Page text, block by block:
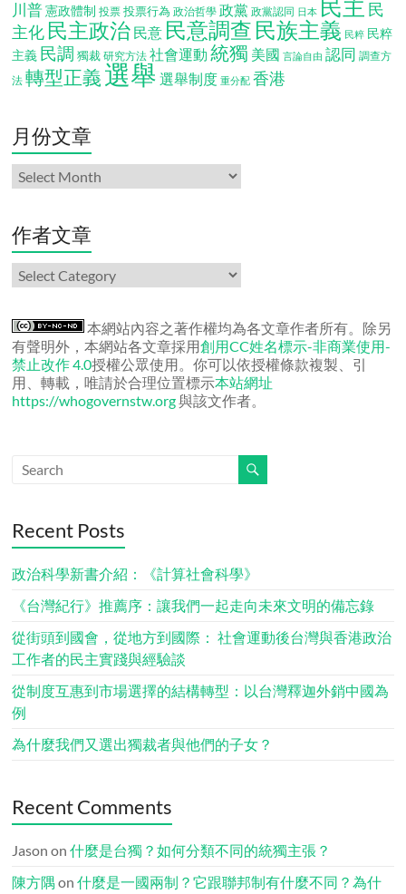
川普 憲政體制 投票 投票行為 政治哲學 政黨 政黨認同 日本 民主 民
主化 民主政治 民意 民意調查 民族主義 民粹 民粹
主義 民調 獨裁 研究方法 社會運動 統獨 美國 言論自由 認同 調查方
法 轉型正義 選舉 選舉制度 重分配 香港
月份文章
月
份
章
作者文章
作
者
章
本網站內容之著作權均為各文章作者所有。除另
有聲明外，本網站各文章採用創用CC姓名標示-非商業使用-
禁止改作 4.0授權公眾使用。你可以依授權條款複製、引
用、轉載，唯請於合理位置標示本站網址
https://whogovernstw.org與該文作者。
Recent Posts
政治科學新書介紹：《計算社會科學》
《台灣紀行》推薦序：讓我們一起走向未來文明的備忘錄
從街頭到國會，從地方到國際： 社會運動後台灣與香港政治
工作者的民主實踐與經驗談
從制度互惠到市場選擇的結構轉型：以台灣釋迦外銷中國為
例
為什麼我們又選出獨裁者與他們的子女？
Recent Comments
Jason on什麼是台獨？如何分類不同的統獨主張？
陳方隅 on什麼是一國兩制？它跟聯邦制有什麼不同？為什